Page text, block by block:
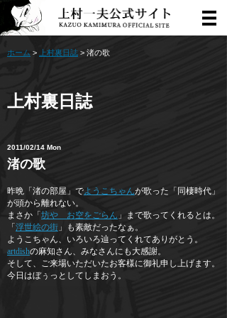
ホーム > 上村裏日誌 > 渚の歌
上村裏日誌
2011/02/14 Mon
渚の歌
昨晩「渚の部屋」でようこちゃんが歌った「同棲時代」
が頭から離れない。
まさか「 坊や お空をごらん 」まで歌ってくれるとは。
「 浮世絵の街 」も素敵だったなぁ。
ようこちゃん、いろいろ辿ってくれてありがとう。
artdishの麻知さん、みなさんにも大感謝。
そして、ご来場いただいたお客様に御礼申し上げます。
今日はぼぅっとしてしまおう。